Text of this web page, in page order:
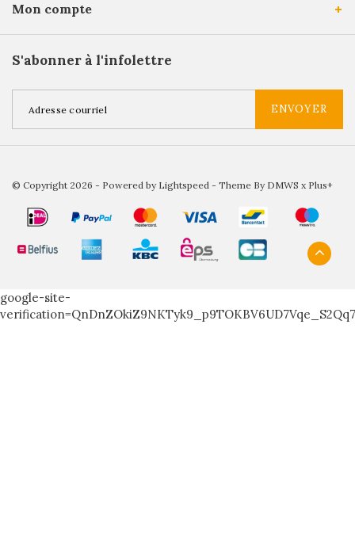
Mon compte
S'abonner à l'infolettre
ENVOYER
© Copyright 2026 - Powered by Lightspeed - Theme By DMWS x Plus+
google-site-